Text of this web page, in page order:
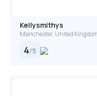
Kellysmithys
Manchester, United
4/5